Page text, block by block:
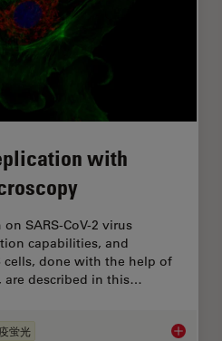
with
SARS-CoV-2 virus
capabilities, and
cells, done with the help of
are described in this…
蛍光 Studying